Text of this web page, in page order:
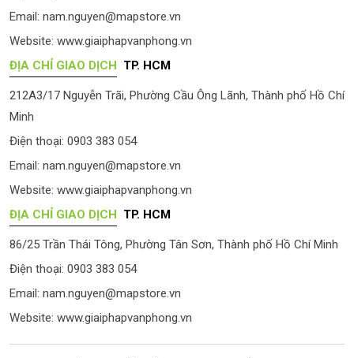
Email: nam.nguyen@mapstore.vn
Website: www.giaiphapvanphong.vn
ĐỊA CHỈ GIAO DỊCH TP. HCM
212A3/17 Nguyễn Trãi, Phường Cầu Ông Lãnh, Thành phố Hồ Chí
Minh
Điện thoại: 0903 383 054
Email: nam.nguyen@mapstore.vn
Website: www.giaiphapvanphong.vn
ĐỊA CHỈ GIAO DỊCH TP. HCM
86/25 Trần Thái Tông, Phường Tân Sơn, Thành phố Hồ Chí Minh
Điện thoại: 0903 383 054
Email: nam.nguyen@mapstore.vn
Website: www.giaiphapvanphong.vn